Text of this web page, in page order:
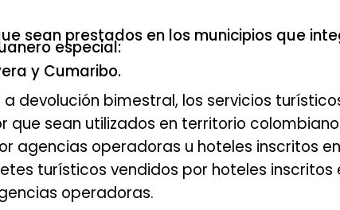
sean prestados en los municipios que
especial:
y Cumaribo.
devolución bimestral, los servicios
que sean utilizados en territorio colombiano
agencias operadoras u hoteles inscritos
turísticos vendidos por hoteles inscritos
operadoras.